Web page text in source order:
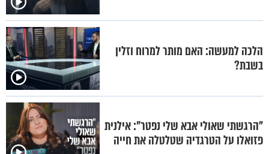
הלכה למעשה: האם מותר למרוח וזלין
בשבת?
"הרגשתי שאולי אבא שלי נפטר": אילנית
פזואלו על הטרגדיה שטלטלה את חייה